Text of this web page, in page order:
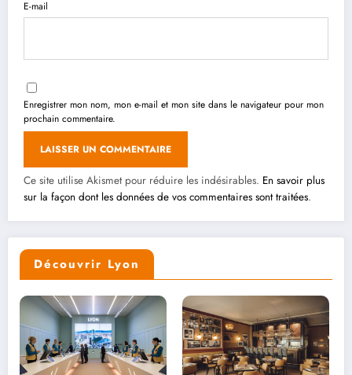
E-mail
Enregistrer mon nom, mon e-mail et mon site dans le navigateur pour mon
prochain commentaire.
Ce site utilise Akismet pour réduire les indésirables. En savoir plus
sur la façon dont les données de vos commentaires sont traitées.
Découvrir Lyon